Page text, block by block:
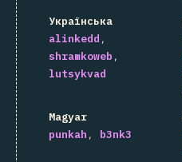
Українська
alinkedd
shramkoweb
lutsykvad
Magyar
punkah
b3nk3